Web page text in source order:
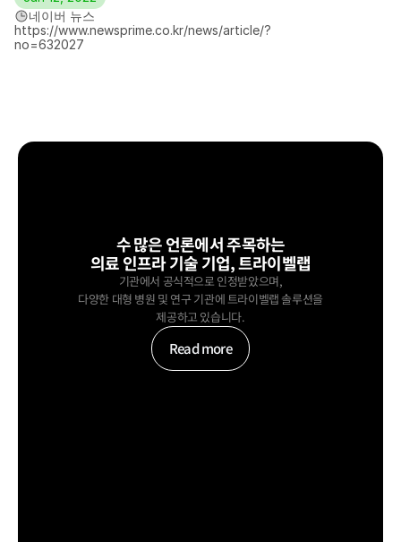
네이버 뉴스
https://www.newsprime.co.kr/news/article/?
no=632027
수 많은 언론에서 주목하는
의료 인프라 기술 기업, 트라이벨랩
기관에서 공식적으로 인정받았으며,
다양한 대형 병원 및 연구 기관에 트라이벨랩 솔루션을
제공하고 있습니다.
Read more